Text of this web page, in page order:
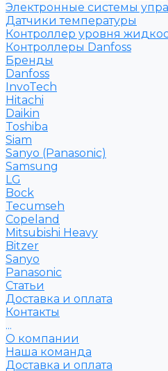
Электронные системы
Датчики температуры
Контроллер уровня
Контроллеры Danfoss
Бренды
Danfoss
InvoTech
Hitachi
Daikin
Toshiba
Siam
Sanyo (Panasonic)
Samsung
LG
Bock
Tecumseh
Copeland
Mitsubishi Heavy
Bitzer
Sanyo
Рanasonic
Статьи
Доставка и оплата
Контакты
...
О компании
Наша команда
Доставка и оплата